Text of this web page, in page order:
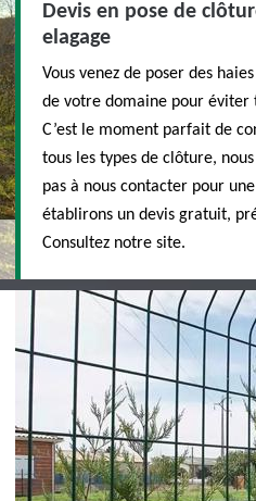
Devis en pose de
elagage
Vous venez de poser des
de votre domaine pour éviter
C’est le moment parfait de
tous les types de clôture,
pas à nous contacter pour
établirons un devis gratuit,
Consultez notre site.